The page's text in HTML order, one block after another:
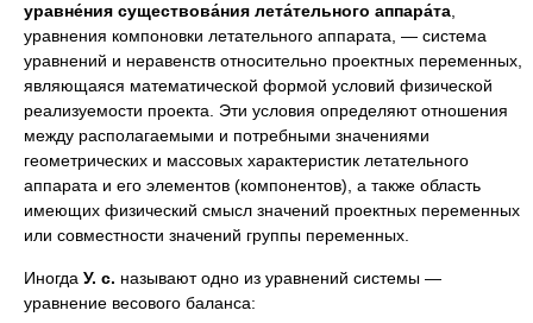
уравне́ния существова́ния лета́тельного аппара́та
уравнения компоновки летательного аппарата, — система
уравнений и неравенств относительно проектных переменных,
являющаяся математической формой условий физической
реализуемости проекта. Эти условия определяют отношения
между располагаемыми и потребными значениями
геометрических и массовых характеристик летательного
аппарата и его элементов (компонентов), а также область
имеющих физический смысл значений проектных переменных
или совместности значений группы переменных.
Иногда У. с. называют одно из уравнений системы —
уравнение весового баланса: